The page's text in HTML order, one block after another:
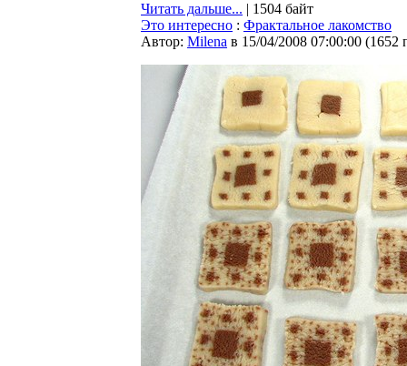
Читать дальше... | 1504 байт
Это интересно : Фрактальное лакомство
Автор: Milena в 15/04/2008 07:00:00 (1652